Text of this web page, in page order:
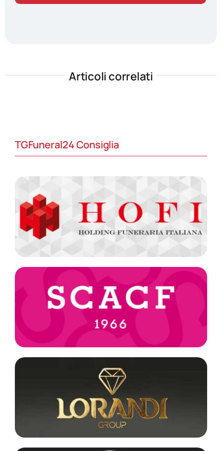
Articoli correlati
TGFuneral24 Consiglia